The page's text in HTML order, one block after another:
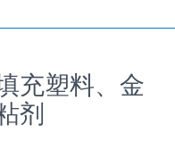
充塑料、金
剂